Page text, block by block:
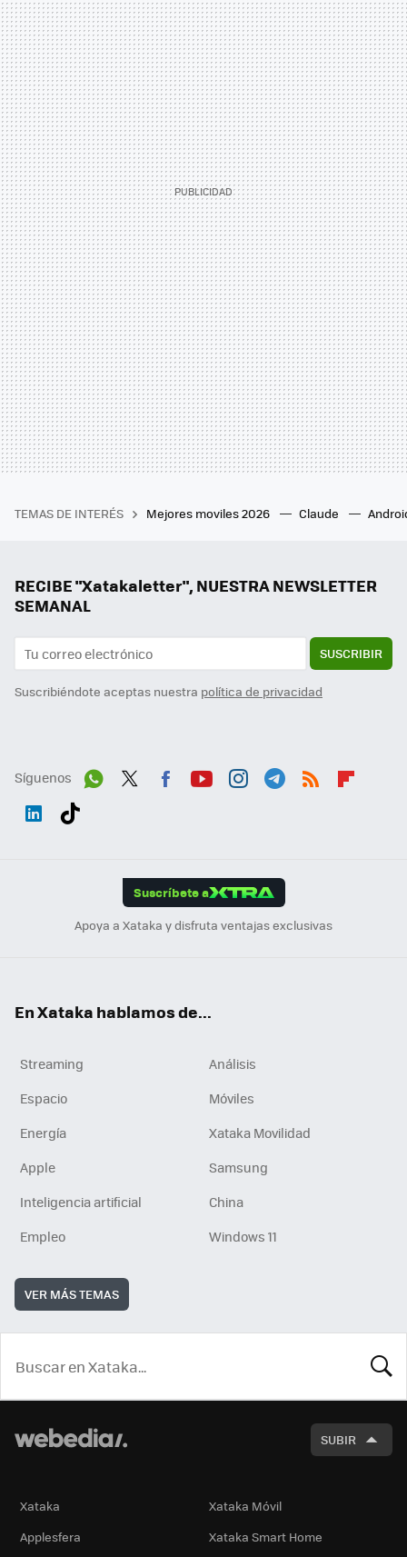
TEMAS DE INTERÉS Mejores moviles 2026 Claude
RECIBE "Xatakaletter", NUESTRA NEWSLETTER
SEMANAL
SUSCRIBIR
Suscribiéndote aceptas nuestra política de privacidad
Síguenos
Suscríbete a
Apoya a Xataka y disfruta ventajas exclusivas
En Xataka hablamos de...
Streaming
Análisis
Espacio
Móviles
Energía
Xataka Movilidad
Apple
Samsung
Inteligencia artificial
China
Empleo
Windows 11
VER MÁS TEMAS
SUBIR
Xataka
Xataka Móvil
Applesfera
Xataka Smart Home